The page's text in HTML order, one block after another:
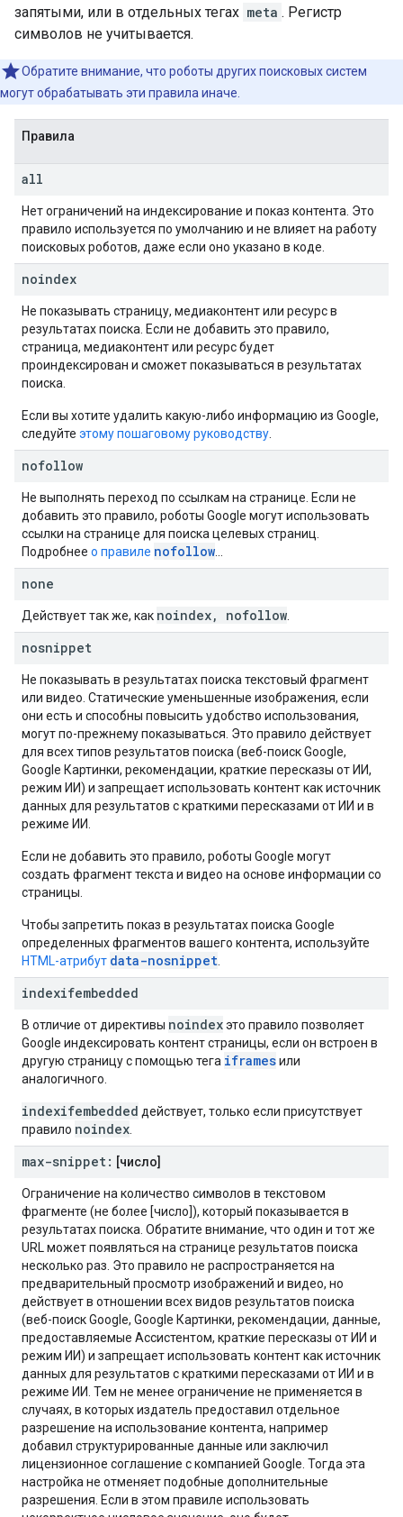
запятыми, или в отдельных тегах meta . Регистр
символов не учитывается.
Обратите внимание, что роботы других поисковых систем
могут обрабатывать эти правила иначе.
Правила
all
Нет ограничений на индексирование и показ контента. Это
правило используется по умолчанию и не влияет на работу
поисковых роботов, даже если оно указано в коде.
noindex
Не показывать страницу, медиаконтент или ресурс в
результатах поиска. Если не добавить это правило,
страница, медиаконтент или ресурс будет
проиндексирован и сможет показываться в результатах
поиска.
Если вы хотите удалить какую-либо информацию из Google,
следуйте этому пошаговому руководству
nofollow
Не выполнять переход по ссылкам на странице. Если не
добавить это правило, роботы Google могут использовать
ссылки на странице для поиска целевых страниц.
Подробнее о правиле nofollow
none
Действует так же, как noindex, nofollow
nosnippet
Не показывать в результатах поиска текстовый фрагмент
или видео. Статические уменьшенные изображения, если
они есть и способны повысить удобство использования,
могут по-прежнему показываться. Это правило действует
для всех типов результатов поиска (веб-поиск Google,
Google Картинки, рекомендации, краткие пересказы от ИИ,
режим ИИ) и запрещает использовать контент как источник
данных для результатов с краткими пересказами от ИИ и в
режиме ИИ.
Если не добавить это правило, роботы Google могут
создать фрагмент текста и видео на основе информации со
страницы.
Чтобы запретить показ в результатах поиска Google
определенных фрагментов вашего контента, используйте
HTML-атрибут data-nosnippet
indexifembedded
В отличие от директивы noindexэто правило позволяет
Google индексировать контент страницы, если он встроен в
другую страницу с помощью тега iframesили
аналогичного.
indexifembedded действует, только если присутствует
правило noindex
max-snippet: [число]
Ограничение на количество символов в текстовом
фрагменте (не более [число]), который показывается в
результатах поиска. Обратите внимание, что один и тот же
URL может появляться на странице результатов поиска
несколько раз. Это правило не распространяется на
предварительный просмотр изображений и видео, но
действует в отношении всех видов результатов поиска
(веб-поиск Google, Google Картинки, рекомендации, данные,
предоставляемые Ассистентом, краткие пересказы от ИИ и
режим ИИ) и запрещает использовать контент как источник
данных для результатов с краткими пересказами от ИИ и в
режиме ИИ. Тем не менее ограничение не применяется в
случаях, в которых издатель предоставил отдельное
разрешение на использование контента, например
добавил структурированные данные или заключил
лицензионное соглашение с компанией Google. Тогда эта
настройка не отменяет подобные дополнительные
разрешения. Если в этом правиле использовать